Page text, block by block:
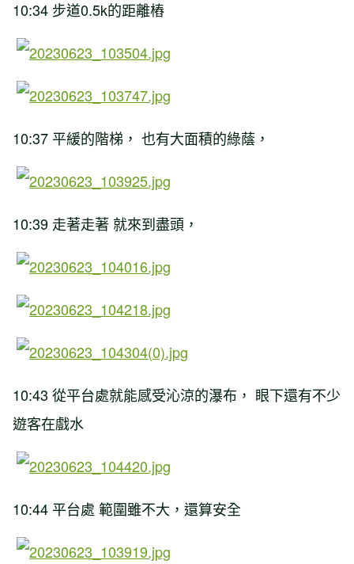
10:34 步道0.5k的距離樁
10:37 平緩的階梯， 也有大面積的綠蔭，
10:39 走著走著 就來到盡頭，
10:43 從平台處就能感受沁涼的瀑布， 眼下還有不少
遊客在戲水
10:44 平台處 範圍雖不大，還算安全